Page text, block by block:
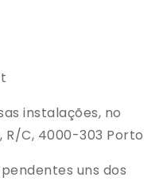
instalações, no
R/C, 4000-303 Porto
uns dos